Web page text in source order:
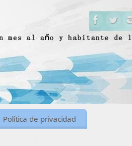
Política de privacidad